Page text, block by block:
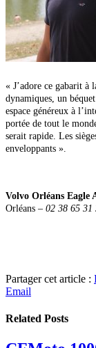
« J’adore ce gabarit
dynamiques, un
espace généreux à
portée de tout le
serait rapide. Les
enveloppants ».
Volvo Orléans Eagle
Orléans – 02 38 65 31
Partager cet article :
Email
Related Posts